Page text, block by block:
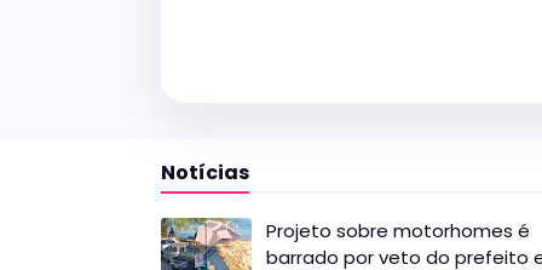
Notícias
Projeto sobre motorhomes é
barrado por veto do prefeito